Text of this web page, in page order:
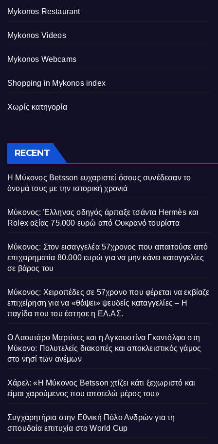
Mykonos Restaurant
Mykonos Videos
Mykonos Webcams
Shopping in Mykonos index
Χωρίς κατηγορία
RECENT
Η Μύκονος Betsson ευχαριστεί όσους συνέδεσαν το
όνομά τους με την ιστορική χρονιά
Μύκονος: Έλληνας οδηγός άρπαξε τσάντα Hermès και
Rolex αξίας 75.000 ευρώ από Ουκρανό τουρίστα
Μύκονος: Στον εισαγγελέα 57χρονος που απαιτούσε από
επιχειρηματία 80.000 ευρώ για να μην κάνει καταγγελίες
σε βάρος του
Μύκονος: Χειροπέδες σε 57χρονο που φέρεται να εκβίαζε
επιχείρηση για να «θάψει» ψευδείς καταγγελίες – Η
παγίδα που του έστησε η ΕΛ.ΑΣ.
Ο Λαουτάρο Μαρτίνες και η Αγκουστίνα Γκαντόλφο στη
Μύκονο: Πολυτελείς διακοπές και αποκλειστικός γάμος
στο νησί των ανέμων
Χάρελ: «Η Μύκονος Betsson χτίζει κάτι ξεχωριστό και
είμαι χαρούμενος που αποτελώ μέρος του»
Συγχαρητήρια στην Εθνική Πόλο Ανδρών για τη
σπουδαία επιτυχία στο World Cup